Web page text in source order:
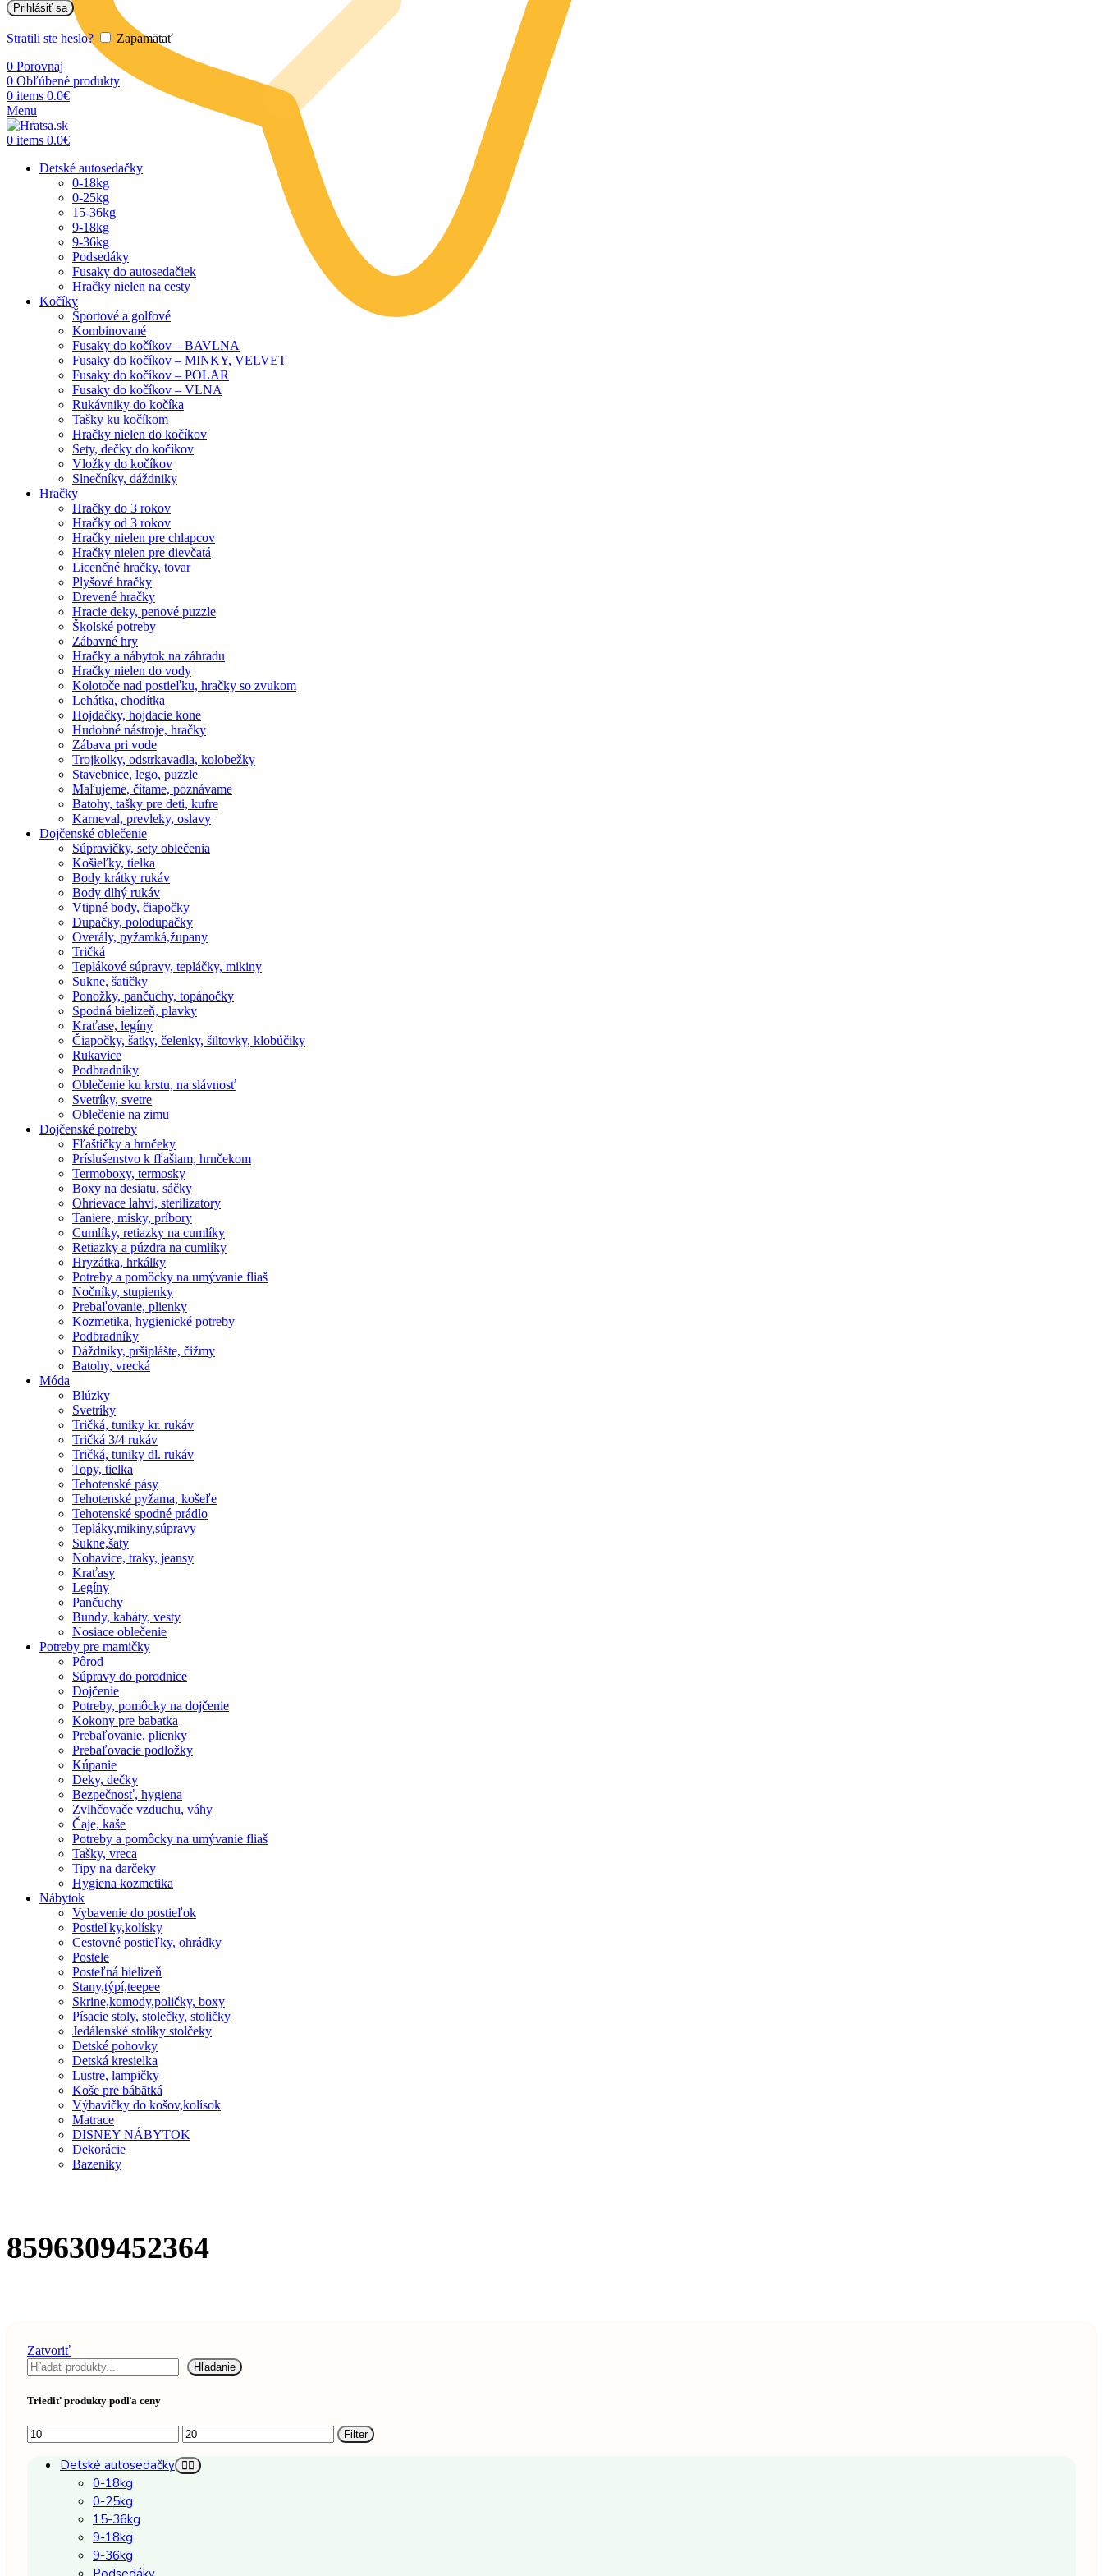
Prihlásiť sa
Stratili ste heslo?
Zapamätať
0 Porovnaj
0 Obľúbené produkty
0 items 0.0€
Menu
0 items 0.0€
Detské autosedačky
0-18kg
0-25kg
15-36kg
9-18kg
9-36kg
Podsedáky
Fusaky do autosedačiek
Hračky nielen na cesty
Kočíky
Športové a golfové
Kombinované
Fusaky do kočíkov – BAVLNA
Fusaky do kočíkov – MINKY, VELVET
Fusaky do kočíkov – POLAR
Fusaky do kočíkov – VLNA
Rukávniky do kočíka
Tašky ku kočíkom
Hračky nielen do kočíkov
Sety, dečky do kočíkov
Vložky do kočíkov
Slnečníky, dáždniky
Hračky
Hračky do 3 rokov
Hračky od 3 rokov
Hračky nielen pre chlapcov
Hračky nielen pre dievčatá
Licenčné hračky, tovar
Plyšové hračky
Drevené hračky
Hracie deky, penové puzzle
Školské potreby
Zábavné hry
Hračky a nábytok na záhradu
Hračky nielen do vody
Kolotoče nad postieľku, hračky so zvukom
Lehátka, chodítka
Hojdačky, hojdacie kone
Hudobné nástroje, hračky
Zábava pri vode
Trojkolky, odstrkavadla, kolobežky
Stavebnice, lego, puzzle
Maľujeme, čítame, poznávame
Batohy, tašky pre deti, kufre
Karneval, prevleky, oslavy
Dojčenské oblečenie
Súpravičky, sety oblečenia
Košieľky, tielka
Body krátky rukáv
Body dlhý rukáv
Vtipné body, čiapočky
Dupačky, polodupačky
Overály, pyžamká,župany
Tričká
Teplákové súpravy, tepláčky, mikiny
Sukne, šatičky
Ponožky, pančuchy, topánočky
Spodná bielizeň, plavky
Kraťase, legíny
Čiapočky, šatky, čelenky, šiltovky, klobúčiky
Rukavice
Podbradníky
Oblečenie ku krstu, na slávnosť
Svetríky, svetre
Oblečenie na zimu
Dojčenské potreby
Fľaštičky a hrnčeky
Príslušenstvo k fľašiam, hrnčekom
Termoboxy, termosky
Boxy na desiatu, sáčky
Ohrievace lahvi, sterilizatory
Taniere, misky, príbory
Cumlíky, retiazky na cumlíky
Retiazky a púzdra na cumlíky
Hryzátka, hrkálky
Potreby a pomôcky na umývanie fliaš
Nočníky, stupienky
Prebaľovanie, plienky
Kozmetika, hygienické potreby
Podbradníky
Dáždniky, pršiplášte, čižmy
Batohy, vrecká
Móda
Blúzky
Svetríky
Tričká, tuniky kr. rukáv
Tričká 3/4 rukáv
Tričká, tuniky dl. rukáv
Topy, tielka
Tehotenské pásy
Tehotenské pyžama, košeľe
Tehotenské spodné prádlo
Tepláky,mikiny,súpravy
Sukne,šaty
Nohavice, traky, jeansy
Kraťasy
Legíny
Pančuchy
Bundy, kabáty, vesty
Nosiace oblečenie
Potreby pre mamičky
Pôrod
Súpravy do porodnice
Dojčenie
Potreby, pomôcky na dojčenie
Kokony pre babatka
Prebaľovanie, plienky
Prebaľovacie podložky
Kúpanie
Deky, dečky
Bezpečnosť, hygiena
Zvlhčovače vzduchu, váhy
Čaje, kaše
Potreby a pomôcky na umývanie fliaš
Tašky, vreca
Tipy na darčeky
Hygiena kozmetika
Nábytok
Vybavenie do postieľok
Postieľky,kolísky
Cestovné postieľky, ohrádky
Postele
Posteľná bielizeň
Stany,týpí,teepee
Skrine,komody,poličky, boxy
Písacie stoly, stolečky, stoličky
Jedálenské stolíky stolčeky
Detské pohovky
Detská kresielka
Lustre, lampičky
Koše pre bábätká
Výbavičky do košov,kolísok
Matrace
DISNEY NÁBYTOK
Dekorácie
Bazeniky
8596309452364
Zatvoriť
Hľadať
Hľadanie
Triediť produkty podľa ceny
Minimálna
cena
Maximálna
cena
Filter
Detské autosedačky
0-18kg
0-25kg
15-36kg
9-18kg
9-36kg